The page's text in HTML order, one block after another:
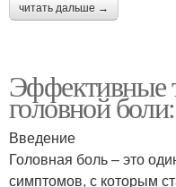
читать дальше →
Эффективные
головной
Введение
Головная боль – это
симптомов, с которым